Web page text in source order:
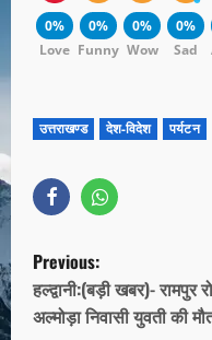
0%
Love
0%
Funny
0%
Wow
0%
Sad
उत्तराखण्ड देश-विदेश पर्यटन
Previous:
हल्द्वानी:(बड़ी खबर)-
अल्मोड़ा निवासी युवती की